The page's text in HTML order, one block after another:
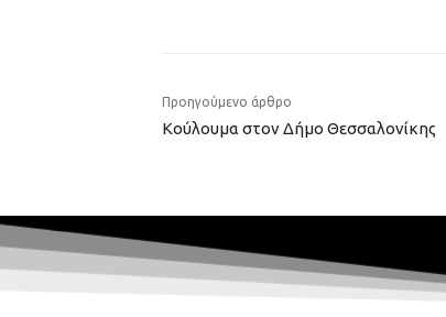
Προηγούμενο άρθρο
Κούλουμα στον Δήμο Θεσσαλονίκης